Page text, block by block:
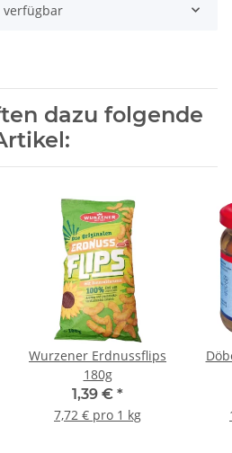
verfügbar
dazu folgende
Wurzener Erdnussflips
180g
1,39 € *
7,72 € pro 1 kg